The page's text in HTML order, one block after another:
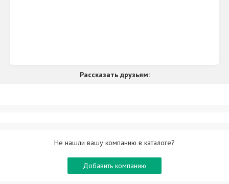
Рассказать друзьям:
Не нашли вашу компанию в каталоге?
Добавить компанию